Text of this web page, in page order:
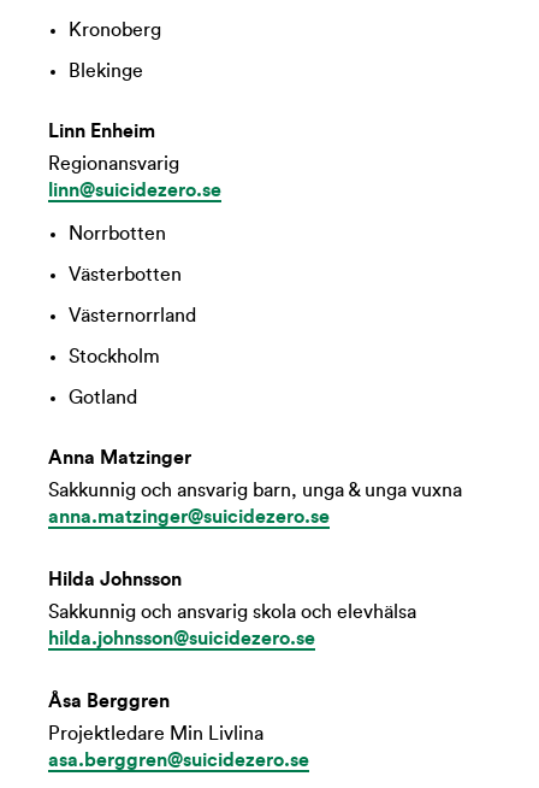
Kronoberg
Blekinge
Linn Enheim
Regionansvarig
linn@suicidezero.se
Norrbotten
Västerbotten
Västernorrland
Stockholm
Gotland
Anna Matzinger
Sakkunnig och ansvarig barn, unga & unga vuxna
anna.matzinger@suicidezero.se
Hilda Johnsson
Sakkunnig och ansvarig skola och elevhälsa
hilda.johnsson@suicidezero.se
Åsa Berggren
Projektledare Min Livlina
asa.berggren@suicidezero.se